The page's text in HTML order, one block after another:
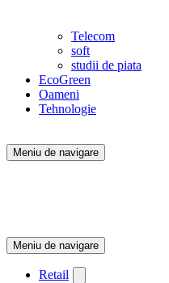
Telecom
soft
studii de piata
EcoGreen
Oameni
Tehnologie
Meniu de navigare
Meniu de navigare
Retail